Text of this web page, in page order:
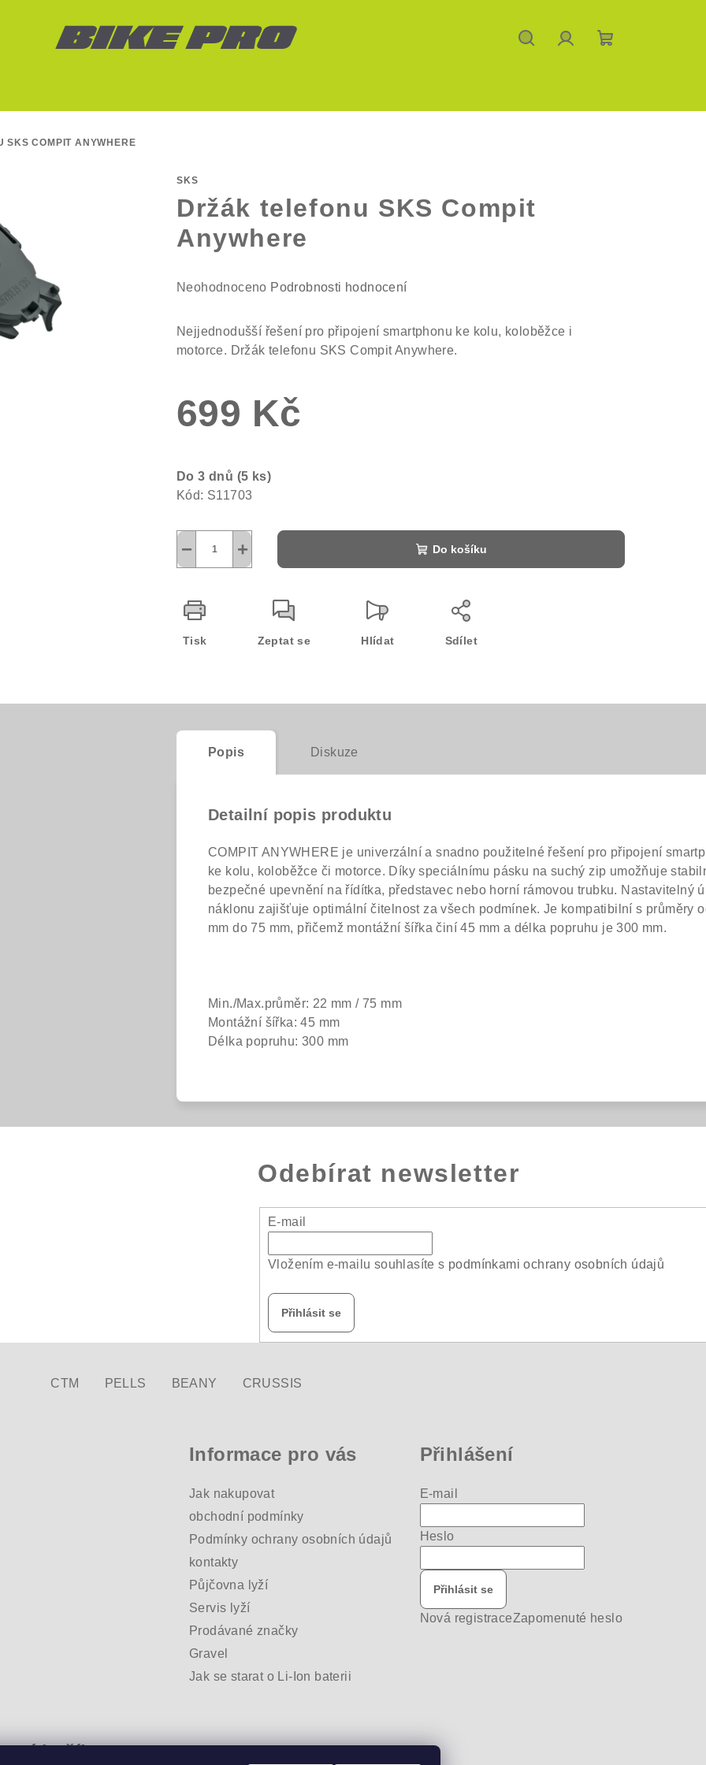
košík
SKS COMPIT ANYWHERE
SKS
Držák telefonu SKS Compit
Anywhere
Průměrné
produktu
5
hvězdiček.
Neohodnoceno Podrobnosti hodnocení
Nejjednodušší řešení pro připojení smartphonu ke kolu, koloběžce i
motorce. Držák telefonu SKS Compit Anywhere.
699 Kč
cena:
Do 3 dnů (5 ks)
Kód: S11703
+
− Do košíku
Tisk Zeptat se Hlídat Sdílet
Popis Diskuze
Detailní popis produktu
COMPIT ANYWHERE je univerzální a snadno použitelné řešení pro připojení
ke kolu, koloběžce či motorce. Díky speciálnímu pásku na suchý zip umožňuje
bezpečné upevnění na řídítka, představec nebo horní rámovou trubku. Nastavitelný
náklonu zajišťuje optimální čitelnost za všech podmínek. Je kompatibilní s průměry
mm do 75 mm, přičemž montážní šířka činí 45 mm a délka popruhu je 300 mm.
Min./Max.průměr: 22 mm / 75 mm
Montážní šířka: 45 mm
Délka popruhu: 300 mm
Odebírat newsletter
E-mail
Vložením e-mailu souhlasíte s podmínkami ochrany osobních údajů
Přihlásit se
CTM PELLS BEANY CRUSSIS
Informace pro vás
Jak nakupovat
obchodní podmínky
Podmínky ochrany osobních údajů
kontakty
Půjčovna lyží
Servis lyží
Prodávané značky
Gravel
Jak se starat o Li-Ion baterii
Přihlášení
E-mail
Heslo
Přihlásit se
Nová registraceZapomenuté heslo
košík